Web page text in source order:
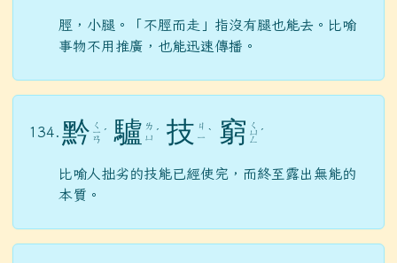
脛，小腿。「不脛而走」指沒有腿也能去。比喻
事物不用推廣，也能迅速傳播。
134. 黔 ㄑ
ㄧ
ㄢ
ˊ 驢 ㄌ
ㄩ ˊ 技 ㄐ
ㄧ ˋ 窮 ㄑ
ㄩ
ㄥ
ˊ
比喻人拙劣的技能已經使完，而終至露出無能的
本質。